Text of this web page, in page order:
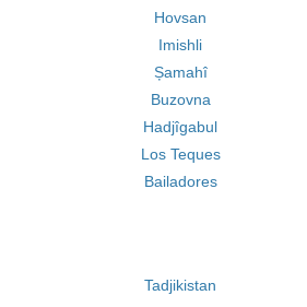
Hovsan
Imishli
Șamahî
Buzovna
Hadjîgabul
Los Teques
Bailadores
Tadjikistan